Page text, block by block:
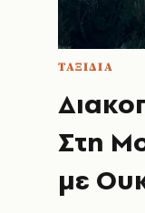
ΤΑΞΙΔΙΑ
Στη
με